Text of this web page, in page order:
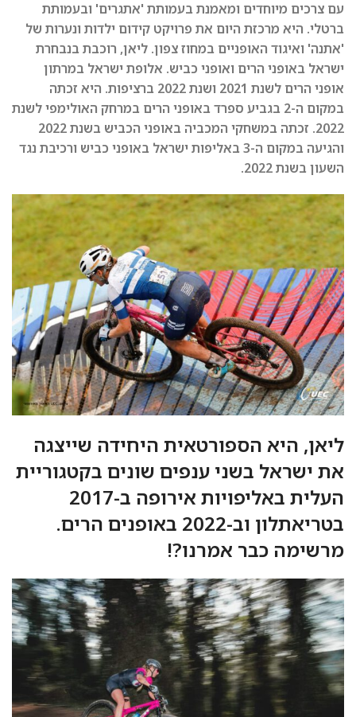
עם צרכים מיוחדים ומאמנת בעמותת 'אתגרים' ובעמותת
ברטלי. היא מרכזת היום את פרויקט קידום ילדות ונערות של
'אתנה' ואיגוד האופניים במחוז צפון. ליאן, רוכבת בנבחרת
ישראל באופני הרים ואופני כביש. אלופת ישראל במרתון
אופני הרים לשנת 2021 ושנת 2022 ברציפות. היא זכתה
במקום ה-2 בגביע ספרד באופני הרים במרחק האולימפי לשנת
2022. זכתה במשחקי המכביה באופני הכביש בשנת 2022
והגיעה במקום ה-3 באליפות ישראל באופני כביש ורכיבת נגד
השעון בשנת 2022.
ליאן, היא הספורטאית היחידה שייצגה
את ישראל בשני ענפים שונים בקטגוריית
העלית באליפויות אירופה ב-2017
בטריאתלון וב-2022 באופנים הרים.
מרשימה כבר אמרנו?!